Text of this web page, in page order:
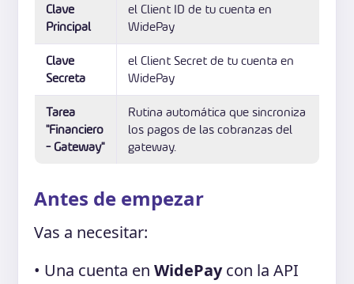
Clave
Principal
el Client ID de tu cuenta en
WidePay
Clave
Secreta
el Client Secret de tu cuenta en
WidePay
Tarea
"Financiero
- Gateway"
Rutina automática que sincroniza
los pagos de las cobranzas del
gateway.
Antes de empezar
Vas a necesitar:
• Una cuenta en WidePaycon la API